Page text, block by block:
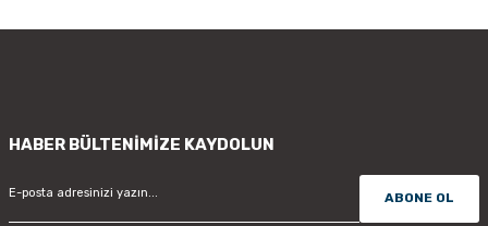
HABER BÜLTENİMİZE KAYDOLUN
ABONE OL